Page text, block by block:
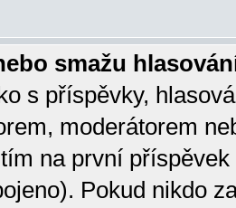
smažu
s příspěvky,
moderátorem
na první
Pokud nikdo